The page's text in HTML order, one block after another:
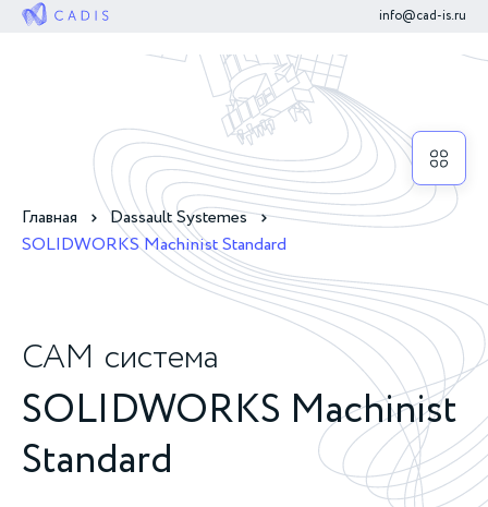
info@cad-is.ru
Главная
Dassault Systemes
SOLIDWORKS Machinist Standard
CAM система
SOLIDWORKS Machinist
Standard